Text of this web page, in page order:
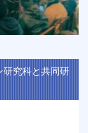
研究科と共同研